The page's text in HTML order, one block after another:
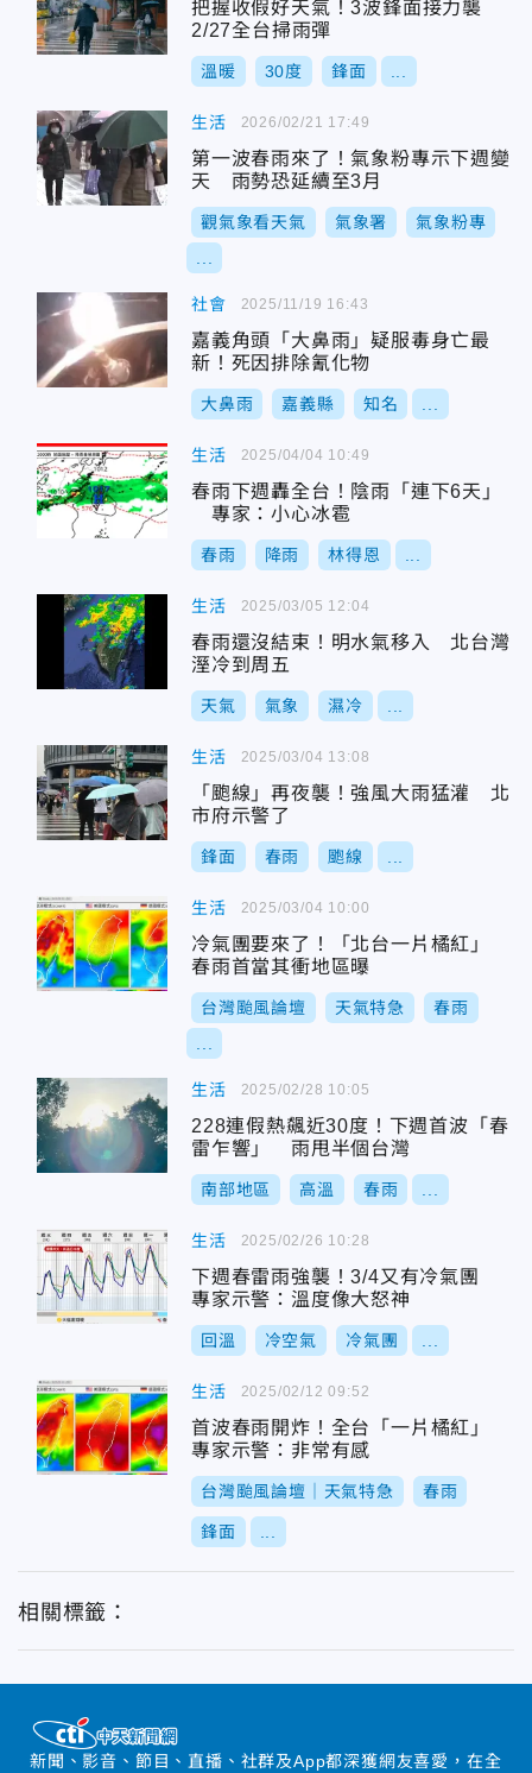
把握收假好天氣！3波鋒面接力襲
2/27全台掃雨彈
溫暖 30度 鋒面
生活
第一波春雨來了！氣象粉專示下週變
天 雨勢恐延續至3月
觀氣象看天氣 氣象署 氣象粉專
2026/02/21 17:49
社會
嘉義角頭「大鼻雨」疑服毒身亡最
新！死因排除氰化物
大鼻雨 嘉義縣 知名
2025/11/19 16:43
生活
春雨下週轟全台！陰雨「連下6天」
專家：小心冰雹
春雨 降雨 林得恩
2025/04/04 10:49
生活
春雨還沒結束！明水氣移入 北台灣
溼冷到周五
天氣 氣象 濕冷
2025/03/05 12:04
生活
「颮線」再夜襲！強風大雨猛灌 北
市府示警了
鋒面 春雨 颮線
2025/03/04 13:08
生活
冷氣團要來了！「北台一片橘紅」
春雨首當其衝地區曝
台灣颱風論壇 天氣特急 春雨
2025/03/04 10:00
生活
228連假熱飆近30度！下週首波「春
雷乍響」 雨甩半個台灣
南部地區 高溫 春雨
2025/02/28 10:05
生活
下週春雷雨強襲！3/4又有冷氣團
專家示警：溫度像大怒神
回溫 冷空氣 冷氣團
2025/02/26 10:28
生活
首波春雨開炸！全台「一片橘紅」
專家示警：非常有感
台灣颱風論壇｜天氣特急 春雨
鋒面
2025/02/12 09:52
相關標籤：
新聞、影音、節目、直播、社群及App都深獲網友喜愛，在全